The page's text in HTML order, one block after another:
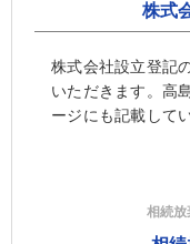
株式
株式会社設立登記
いただきます。高
ージにも記載して
相続放